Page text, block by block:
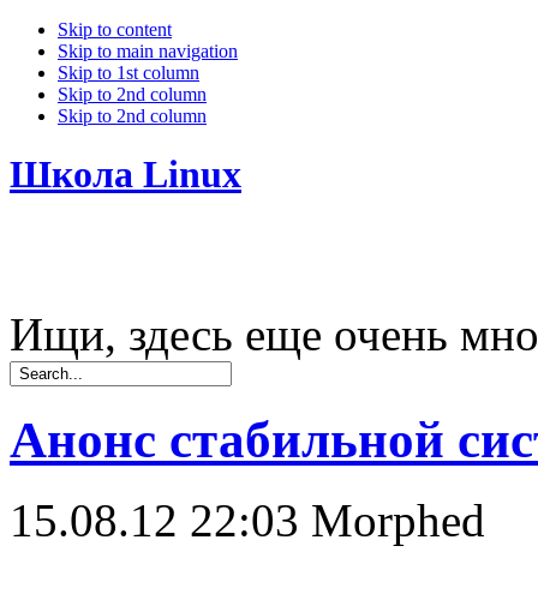
Skip to content
Skip to main navigation
Skip to 1st column
Skip to 2nd column
Skip to 2nd column
Школа Linux
Ищи, здесь еще очень
Анонс стабильной
15.08.12 22:03 Morphed